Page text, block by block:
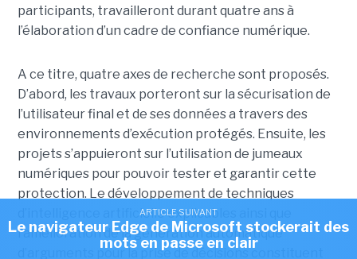
participants, travailleront durant quatre ans à
l’élaboration d’un cadre de confiance numérique.
A ce titre, quatre axes de recherche sont proposés.
D’abord, les travaux porteront sur la sécurisation de
l’utilisateur final et de ses données a travers des
environnements d’exécution protégés. Ensuite, les
projets s’appuieront sur l’utilisation de jumeaux
numériques pour pouvoir tester et garantir cette
protection. Le développement de techniques
d’intelligence artificielle explicables ainsi que
l’amélioration de la génération automatique
d’arguments pour la prise de décisions constituent
ARTICLE SUIVANT
Le navigateur Edge de Microsoft stockerait des
mots en passe en clair